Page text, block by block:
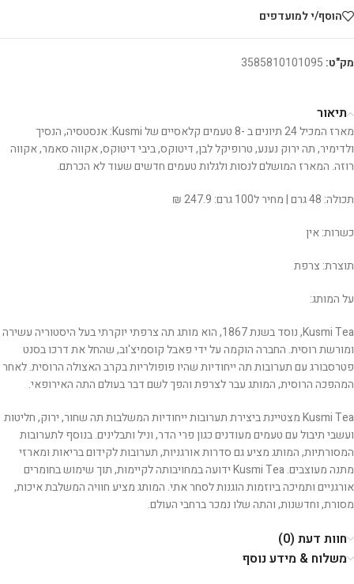
הוסף/י למועדפים
מק"ט: 3585810101095
תיאור
מארז המכיל 24 תיונים ב -8 טעמים קלאסיים של Kusmi: אנסטסיה, הנסיך
ולדימיר, תה ירוק נענע, טרופיקל לבן, דיטוקס, ביבי דיטוקס, אקווה סאמר, אקווה
רוזה. המארז המושלם לנסות ולגלות טעמים חדשים שעוד לא הכרתם.
תכולה: 48 גרם | מחיר ל100 גרם: 247.9 ₪
כשרות: אין
תוצרת: צרפת
על המותג:
Kusmi Tea, נוסד בשנת 1867, הוא מותג תה צרפתי יוקרתי בעל היסטוריה עשירה
ומורשת רוסית. החברה הוקמה על ידי פאבל קוסמיצ'וב, שהחל את דרכו בסנט
פטרסבורג עם תערובות תה ייחודיות שהיו פופולריות בקרב האצולה הרוסית. לאחר
המהפכה הרוסית, המותג עבר לצרפת והפך לשם דבר בעולם התה האירופאי.
Kusmi Tea מצטיינת ביצירת תערובות ייחודיות המשלבות תה שחור, ירוק, חליטות
ועשבי תיבול עם טעמים מעודנים כגון פרי הדר, וניל ותבלינים. בנוסף לתערובות
המסורתיות, המותג מציע גם סדרות אורגניות, תערובות לקידום בריאות ומארזי
מתנה מעוצבים. Kusmi Tea ידועה במחויבותה לקיימות, תוך שימוש בחומרים
אורגניים ותמיכה ביוזמות הוגנות לסחר אתי. המותג מציע חוויה המשלבת איכות,
מסורת, וחדשנות, והתה שלו נמכר ברחבי העולם.
חוות דעת (0)
משלוח & מידע נוסף